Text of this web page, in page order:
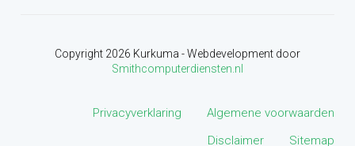
Copyright 2026 Kurkuma - Webdevelopment door
Smithcomputerdiensten.nl
Algemene voorwaarden
Privacyverklaring
Sitemap
Disclaimer